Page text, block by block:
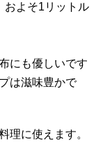
およそ1リットル
にも優しいです
は滋味豊かで
理に使えます。